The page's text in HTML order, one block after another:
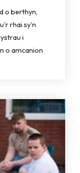
o berthyn,
rhai sy'n
i
o amcanion